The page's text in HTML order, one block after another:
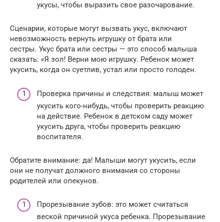
укусы, чтобы выразить свое разочарование.
Сценарии, которые могут вызвать укус, включают
невозможность вернуть игрушку от брата или
сестры. Укус брата или сестры — это способ малыша
сказать: «Я зол! Верни мою игрушку. Ребенок может
укусить, когда он суетлив, устал или просто голоден.
Проверка причины и следствия: малыш может
укусить кого-нибудь, чтобы проверить реакцию
на действие. Ребенок в детском саду может
укусить друга, чтобы проверить реакцию
воспитателя.
Обратите внимание: да! Малыши могут укусить, если
они не получат должного внимания со стороны
родителей или опекунов.
Прорезывание зубов: это может считаться
веской причиной укуса ребенка. Прорезывание